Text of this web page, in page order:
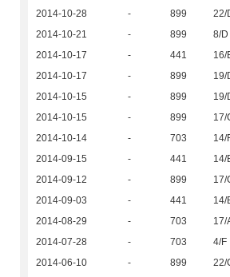
2014-10-28
- 899 22/
2014-10-21
- 899 8/D
2014-10-17
- 441 16/
2014-10-17
- 899 19/
2014-10-15
- 899 19/
2014-10-15
- 899 17/
2014-10-14
- 703 14/
2014-09-15
- 441 14/
2014-09-12
- 899 17/
2014-09-03
- 441 14/
2014-08-29
- 703 17/
2014-07-28
- 703 4/F
2014-06-10
- 899 22/